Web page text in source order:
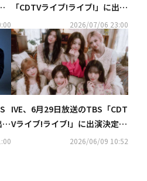
2
「CDTVライブ!ライブ!」に出演
決定！ヒット曲をフルサイズで
パフォーマンス
2026/07/06 23:00
演
IVE、6月29日放送のTBS「CDT
Vライブ!ライブ!」に出演決定！
話題の楽曲をテレビ初披露
2026/06/09 10:52